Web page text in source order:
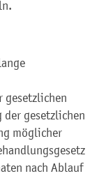
gesetzlichen
gesetzlichen
möglicher
nach Ablauf